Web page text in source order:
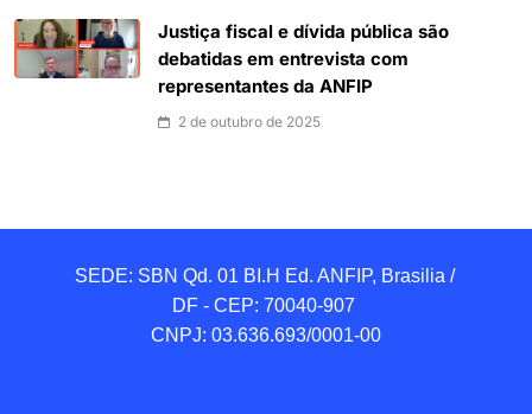
Justiça fiscal e dívida pública são
debatidas em entrevista com
representantes da ANFIP
2 de outubro de 2025
SEDE: SBN Qd. 01 BI.H Ed. ANFIP, Brasilia /
DF - CEP: 70040-907
CNPJ: 03.636.693/0001-00